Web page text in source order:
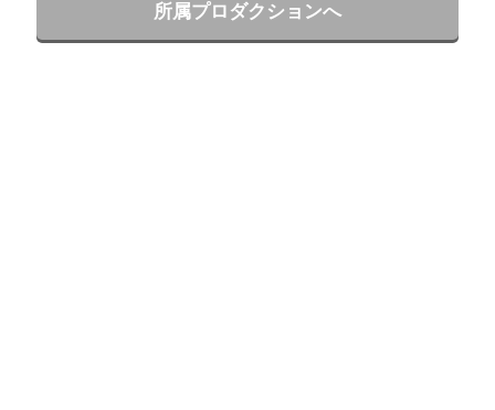
所属プロダクションへ